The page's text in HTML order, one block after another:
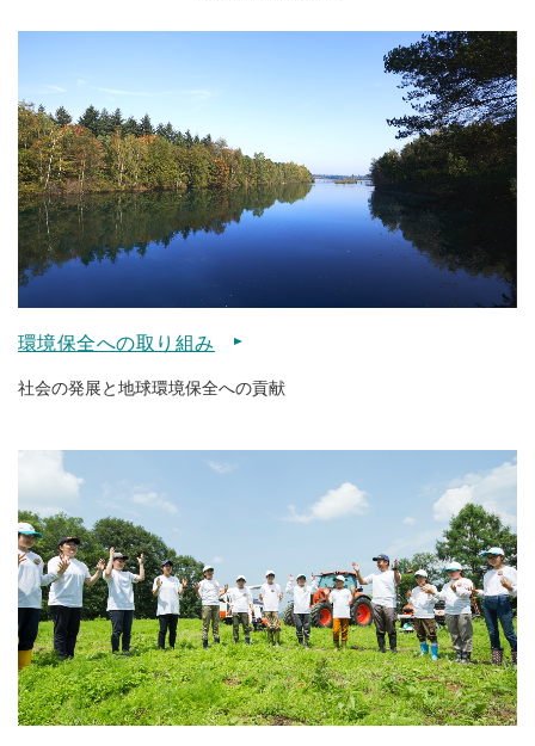
環境保全への取り組み
社会の発展と地球環境保全への貢献